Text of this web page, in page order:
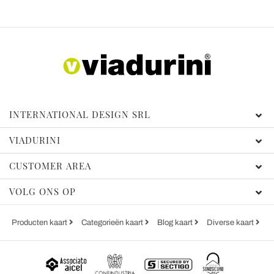
INTERNATIONAL DESIGN SRL
VIADURINI
CUSTOMER AREA
VOLG ONS OP
Producten kaart Categorieën kaart Blog kaart Diverse kaart